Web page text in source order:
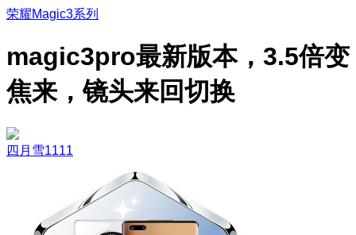
荣耀Magic3系列
magic3pro最新版本，3.5倍变
焦来，镜头来回切换
四月雪1111